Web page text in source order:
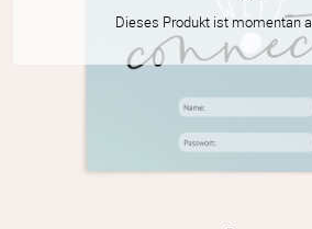
Dieses Produkt ist momentan